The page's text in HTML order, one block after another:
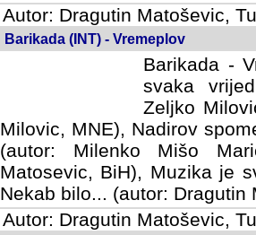
Autor: Dragutin Matoševic,
Barikada (INT) - Vremeplov
Barikada -
svaka
Milovic,
MNE), Nadirov spomenar
Milenko Mišo Maric, UK),
Muzika je svirala (autor:
(autor: Dragutin Matosevic,
Autor: Dragutin Matoševic,